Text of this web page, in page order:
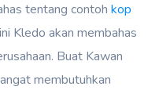
tentang contoh kop
Kledo akan membahas
Buat Kawan
membutuhkan